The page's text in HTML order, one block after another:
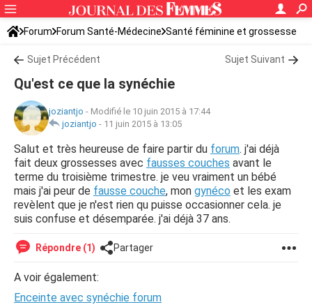
Forum Forum Santé-Médecine Santé féminine et grossesse
Tomber enceinte
Sujet Précédent Sujet Suivant
Qu'est ce que la synéchie
joziantjo - Modifié le 10 juin 2015 à 17:44
joziantjo - 11 juin 2015 à 13:05
Salut et très heureuse de faire partir du forum. j'ai déjà
fait deux grossesses avec fausses couches avant le
terme du troisième trimestre. je veu vraiment un bébé
mais j'ai peur de fausse couche, mon gynéco et les exam
revèlent que je n'est rien qu puisse occasionner cela. je
suis confuse et désemparée. j'ai déjà 37 ans.
Répondre (1) Partager
A voir également:
Enceinte avec synéchie forum